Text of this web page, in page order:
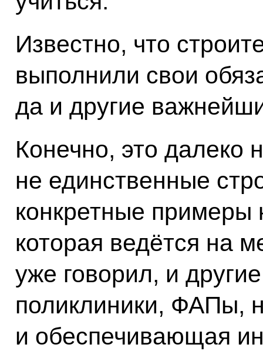
Известно, что
выполнили свои
да и другие
Конечно, это далеко
не единственные
конкретные примеры
которая ведётся на
уже говорил, и
поликлиники, ФАПы,
и обеспечивающая